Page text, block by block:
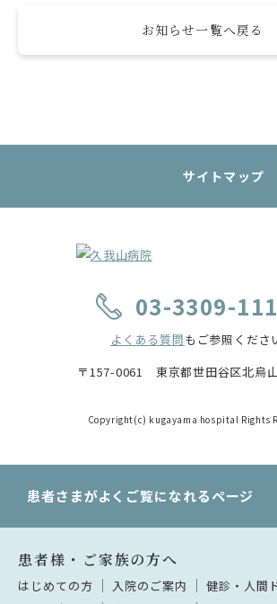
お知らせ一覧へ戻る
サイトマップ
03-3309-
よくある質問もご参照くださ
〒157-0061 東京都世田谷区北烏
Copyright(c) kugayama hospital Rights
患者さまがよくご覧になれるページ
患者様・ご家族の方へ
はじめての方 入院のご案内
健診・人間